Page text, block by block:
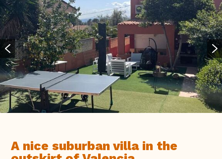
A nice suburban villa in the